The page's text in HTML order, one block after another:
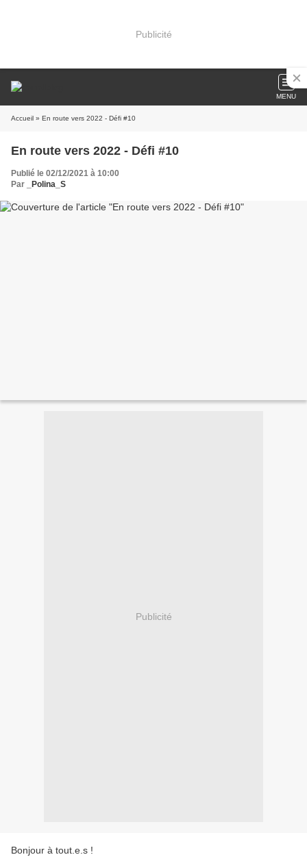
Publicité
MENU
Accueil » En route vers 2022 - Défi #10
En route vers 2022 - Défi #10
Publié le 02/12/2021 à 10:00
Par
_Polina_S
Publicité
Bonjour à tout.e.s !